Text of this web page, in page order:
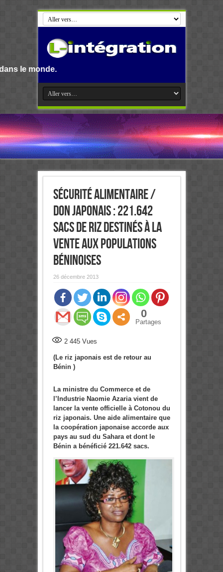
Sécurité alimentaire /
Don japonais : 221.642
sacs de riz destinés à la
vente aux populations
béninoises
26 décembre 2013
0
Partages
2 445Vues
(Le riz japonais est de retour au
Bénin )
La ministre du Commerce et de
l’Industrie Naomie Azaria vient de
lancer la vente officielle à Cotonou du
riz japonais. Une aide alimentaire que
la coopération japonaise accorde aux
pays au sud du Sahara et dont le
Bénin a bénéficié 221.642 sacs.